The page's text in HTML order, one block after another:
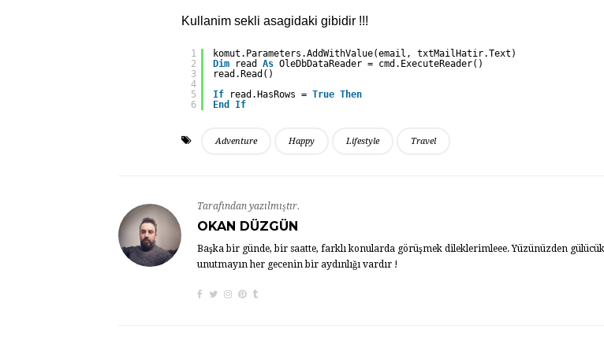
Kullanim sekli asagidaki gibidir !!!
1
2
3
4
5
6
komut.Parameters.AddWithValue(email, txtMailHatir.Text)
Dim
read As OleDbDataReader = cmd.ExecuteReader()
read.Read()
If
read.HasRows = True Then
End
If
Adventure Happy Lifestyle Travel
Tarafından yazılmıştır.
OKAN DÜZGÜN
Başka bir günde, bir saatte, farklı konularda görüşmek dileklerimleee. Yüzünüzden
unutmayın her gecenin bir aydınlığı vardır !